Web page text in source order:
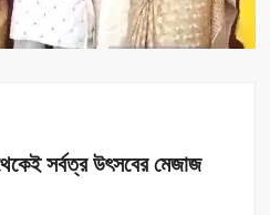
সর্বত্র উৎসবের মেজাজ